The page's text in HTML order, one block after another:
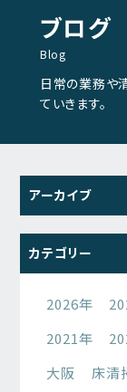
ブログ
Blog
日常の業務や
ていきます。
アーカイブ
2026
カテゴリー
2026年
2021年
大阪
床清